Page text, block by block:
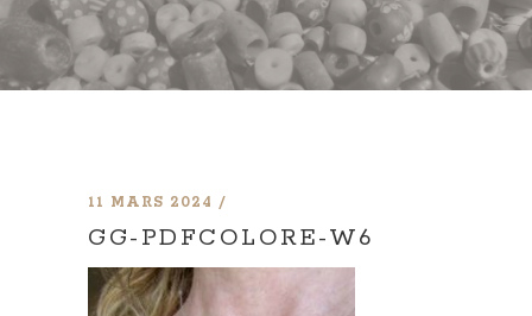
11 MARS 2024
GG-PDFCOLORE-W6